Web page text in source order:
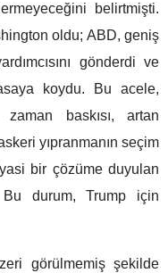
belirtmişti.
oldu; ABD, geniş
gönderdi ve
koydu. Bu acele,
baskısı, artan
yıpranmanın seçim
bir çözüme duyulan
durum, Trump için
görülmemiş şekilde